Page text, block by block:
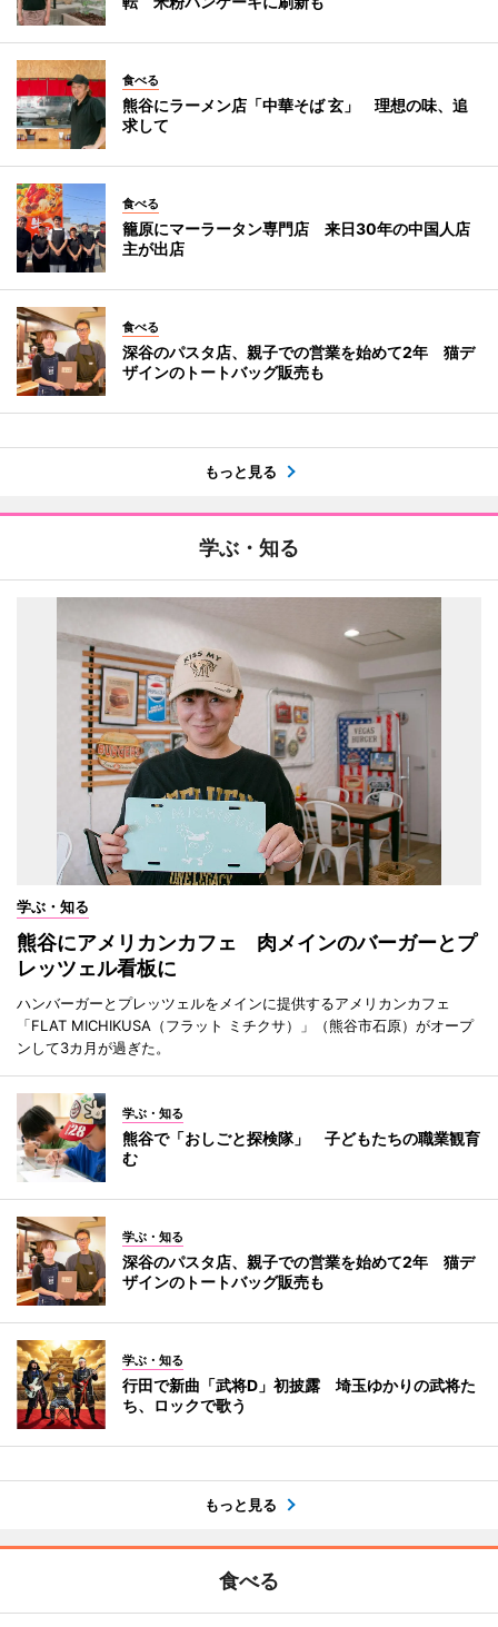
食べる
熊谷にラーメン店「中華そば 玄」 理想の味、追
求して
食べる
籠原にマーラータン専門店 来日30年の中国人店
主が出店
食べる
深谷のパスタ店、親子での営業を始めて2年 猫デ
ザインのトートバッグ販売も
もっと見る
学ぶ・知る
学ぶ・知る
熊谷にアメリカンカフェ 肉メインのバーガーとプ
レッツェル看板に
ハンバーガーとプレッツェルをメインに提供するアメリカンカフェ
「FLAT MICHIKUSA（フラット ミチクサ）」（熊谷市石原）がオープ
ンして3カ月が過ぎた。
学ぶ・知る
熊谷で「おしごと探検隊」 子どもたちの職業観育
む
学ぶ・知る
深谷のパスタ店、親子での営業を始めて2年 猫デ
ザインのトートバッグ販売も
学ぶ・知る
行田で新曲「武将D」初披露 埼玉ゆかりの武将た
ち、ロックで歌う
もっと見る
食べる